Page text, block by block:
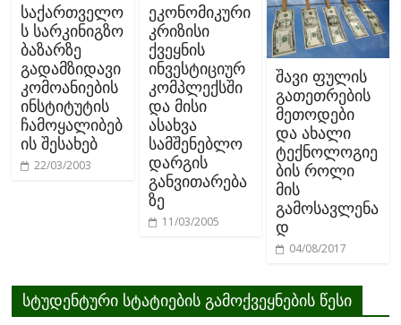
საქართველო
ს სარკინიგზო
ბაზარზე
გადამზიდავი
კომოანიების
ინსტიტუტის
ჩამოყალიბებ
ის შესახებ
22/03/2003
ეკონომიკური
კრიზისი
ქვეყნის
ინვესტიციურ
კომპლექსში
და მისი
ასახვა
სამშენებლო
დარგის
განვითარება
ზე
11/03/2005
შავი ფულის
გათეთრების
მეთოდები
და ახალი
ტექნოლოგიე
ბის როლი
მის
გამოსავლენა
დ
04/08/2017
სტუდენტური სტატიების გამოქვეყნების წესი